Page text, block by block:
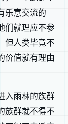
乐意交流的
们就理应不参
但人类毕竟不
价值就有理由
入雨林的族群
族群就不得不